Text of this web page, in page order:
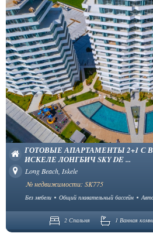
ГОТОВЫЕ АПАРТАМЕНТЫ 2+1 С
ИСКЕЛЕ ЛОНГБИЧ SKY DE ...
Long Beach, Iskele
№ недвижимости: SK775
Без мебели Общий плавательный бассейн
2 Спальня 1 Ванная